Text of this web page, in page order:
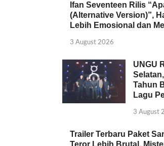
Ifan Seventeen Rilis
(Alternative Version)”,
Lebih Emosional dan
3 August 2026
UNGU
Tahun
Lagu
3 August
Trailer Terbaru Paket
Teror Lebih Brutal,